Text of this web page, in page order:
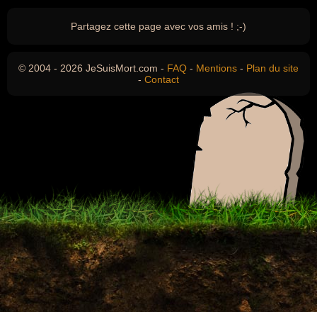
Partagez cette page avec vos amis ! ;-)
© 2004 - 2026 JeSuisMort.com - FAQ - Mentions - Plan du site
- Contact